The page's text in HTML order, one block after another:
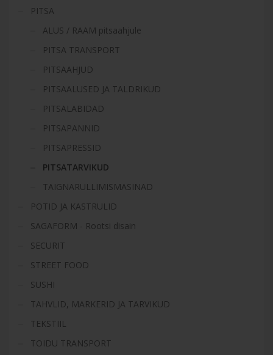
PITSA
ALUS / RAAM pitsaahjule
PITSA TRANSPORT
PITSAAHJUD
PITSAALUSED JA TALDRIKUD
PITSALABIDAD
PITSAPANNID
PITSAPRESSID
PITSATARVIKUD
TAIGNARULLIMISMASINAD
POTID JA KASTRULID
SAGAFORM - Rootsi disain
SECURIT
STREET FOOD
SUSHI
TAHVLID, MARKERID JA TARVIKUD
TEKSTIIL
TOIDU TRANSPORT